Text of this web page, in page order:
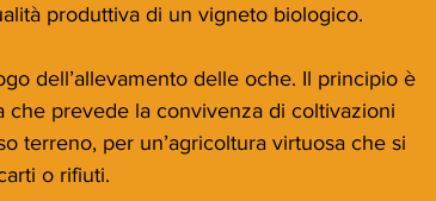
produttiva di un vigneto biologico.
dell’allevamento delle oche. Il principio è
che prevede la convivenza di coltivazioni
terreno, per un’agricoltura virtuosa che si
o rifiuti.